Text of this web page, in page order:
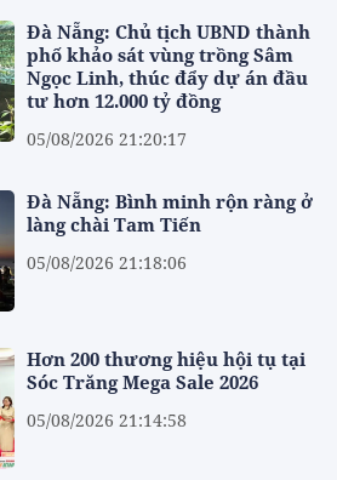
Đà Nẵng: Chủ tịch UBND thành
phố khảo sát vùng trồng Sâm
Ngọc Linh, thúc đẩy dự án đầu
tư hơn 12.000 tỷ đồng
05/08/2026 21:20:17
Đà Nẵng: Bình minh rộn ràng ở
làng chài Tam Tiến
05/08/2026 21:18:06
Hơn 200 thương hiệu hội tụ tại
Sóc Trăng Mega Sale 2026
05/08/2026 21:14:58